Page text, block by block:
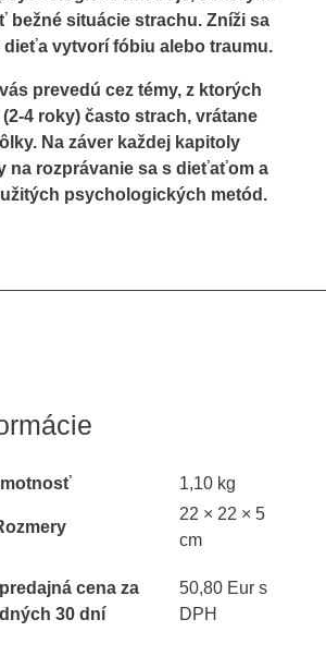
bežné situácie strachu. Zníži sa
dieťa vytvorí fóbiu alebo traumu.
prevedú cez témy, z ktorých
4 roky) často strach, vrátane
Na záver každej kapitoly
na rozprávanie sa s dieťaťom a
psychologických metód.
1,10 kg
22 × 22 × 5
cm
cena za
30 dní
50,80 Eur s
DPH